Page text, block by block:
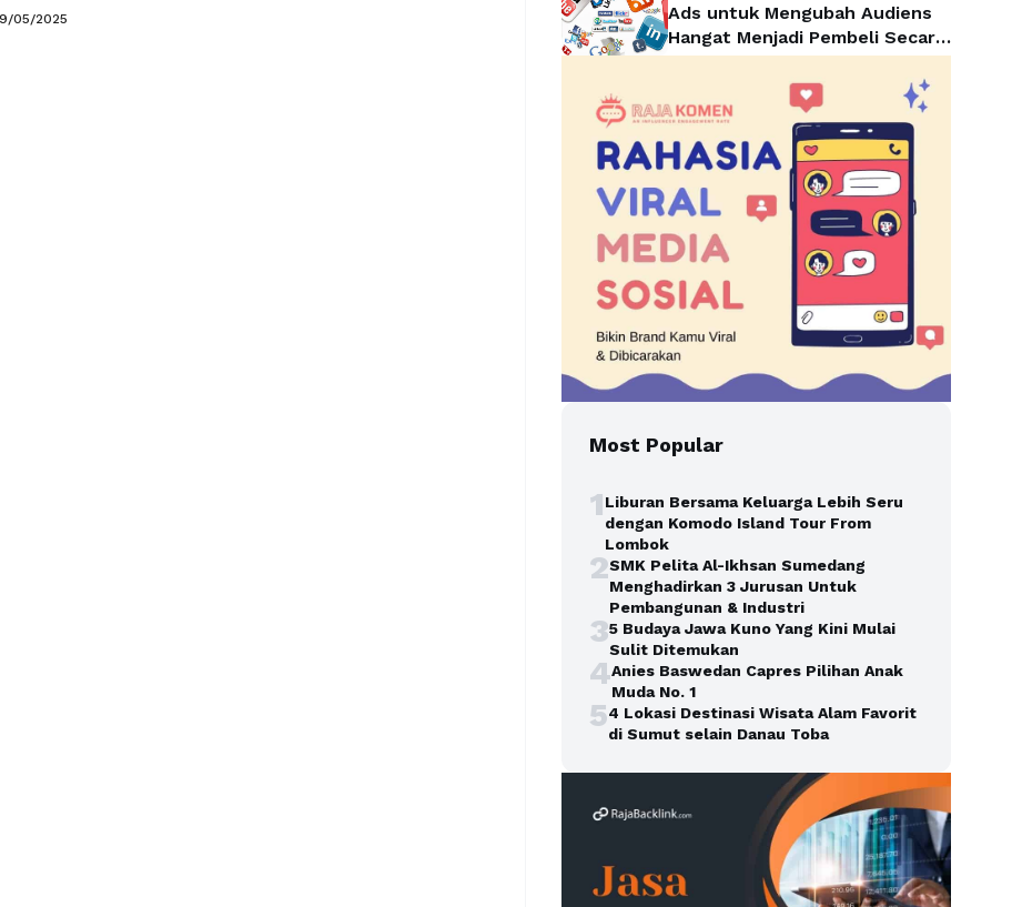
orang. Namun, muncul pertanyaan, bagaimana cara
05/2025
Ads untuk Mengubah Audiens
Hangat Menjadi Pembeli Secara
Efektif
Most Popular
1Liburan Bersama Keluarga Lebih Seru
dengan Komodo Island Tour From
Lombok
2SMK Pelita Al-Ikhsan Sumedang
Menghadirkan 3 Jurusan Untuk
Pembangunan & Industri
35 Budaya Jawa Kuno Yang Kini Mulai
Sulit Ditemukan
4Anies Baswedan Capres Pilihan Anak
Muda No. 1
54 Lokasi Destinasi Wisata Alam Favorit
di Sumut selain Danau Toba